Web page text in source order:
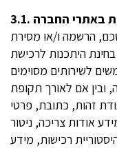
3.1. באתרי החברה
הרשמה ו/או מסירת
היתכנות לרכישת
לשירותים מסוימים
ובין אם לאורך תקופת
זהות, כתובת, פרטי
אודות צריכה, ניטור
רכישות, מידע